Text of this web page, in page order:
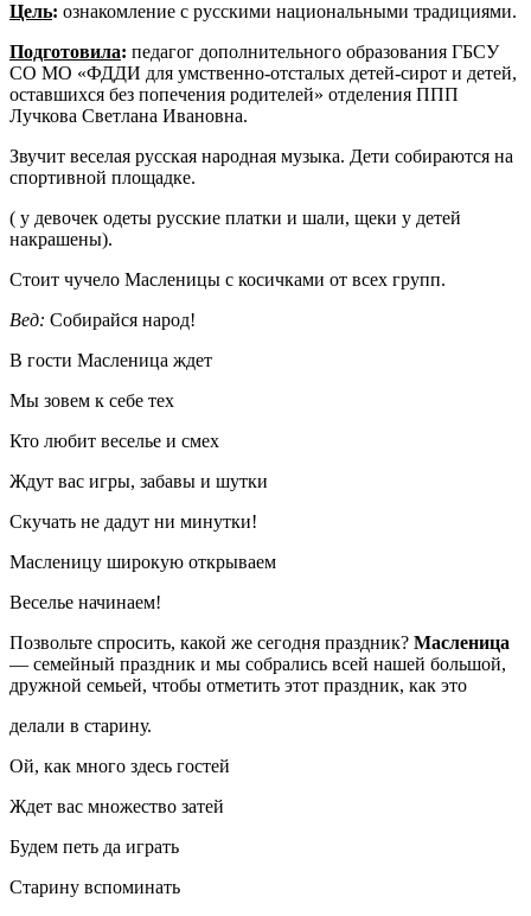
Цель: ознакомление с русскими национальными традициями.
Подготовила: педагог дополнительного образования ГБСУ
СО МО «ФДДИ для умственно-отсталых детей-сирот и детей,
оставшихся без попечения родителей» отделения ППП
Лучкова Светлана Ивановна.
Звучит веселая русская народная музыка. Дети собираются на
спортивной площадке.
( у девочек одеты русские платки и шали, щеки у детей
накрашены).
Стоит чучело Масленицы с косичками от всех групп.
Вед: Собирайся народ!
В гости Масленица ждет
Мы зовем к себе тех
Кто любит веселье и смех
Ждут вас игры, забавы и шутки
Скучать не дадут ни минутки!
Масленицу широкую открываем
Веселье начинаем!
Позвольте спросить, какой же сегодня праздник? Масленица
— семейный праздник и мы собрались всей нашей большой,
дружной семьей, чтобы отметить этот праздник, как это
делали в старину.
Ой, как много здесь гостей
Ждет вас множество затей
Будем петь да играть
Старину вспоминать